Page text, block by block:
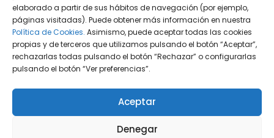
elaborado a partir de sus hábitos de navegación (por ejemplo,
páginas visitadas). Puede obtener más información en nuestra
Política de Cookies. Asimismo, puede aceptar todas las cookies
propias y de terceros que utilizamos pulsando el botón “Aceptar”,
rechazarlas todas pulsando el botón “Rechazar” o configurarlas
pulsando el botón “Ver preferencias”.
Aceptar
Denegar
DiG ABOGADOS
DiG Abogados es un despacho de abogados
multidisciplinar especializado en las materias de
fiscalidad y mercantil. Llevamos más de 50 años al